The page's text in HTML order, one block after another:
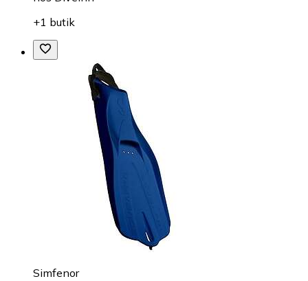
+1 butik
Simfenor